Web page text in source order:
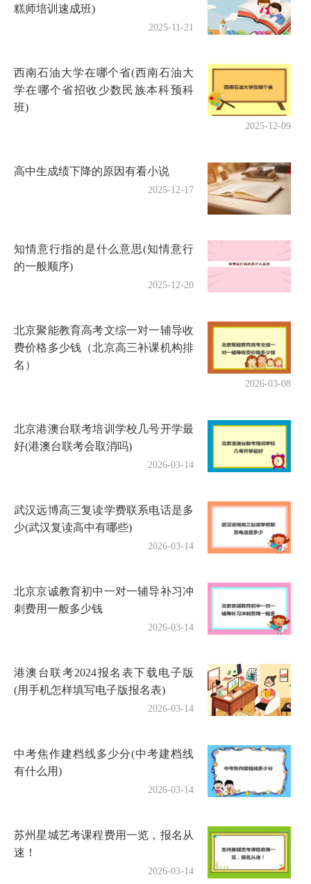
糕师培训速成班)
2025-11-21
西南石油大学在哪个省(西南石油大
学在哪个省招收少数民族本科预科
班)
2025-12-09
高中生成绩下降的原因有看小说
2025-12-17
知情意行指的是什么意思(知情意行
的一般顺序)
2025-12-20
北京聚能教育高考文综一对一辅导收
费价格多少钱（北京高三补课机构排
名）
2026-03-08
北京港澳台联考培训学校几号开学最
好(港澳台联考会取消吗)
2026-03-14
武汉远博高三复读学费联系电话是多
少(武汉复读高中有哪些)
2026-03-14
北京京诚教育初中一对一辅导补习冲
刺费用一般多少钱
2026-03-14
港澳台联考2024报名表下载电子版
(用手机怎样填写电子版报名表)
2026-03-14
中考焦作建档线多少分(中考建档线
有什么用)
2026-03-14
苏州星城艺考课程费用一览，报名从
速！
2026-03-14